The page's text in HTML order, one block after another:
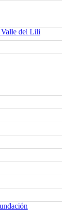
Valle del Lili